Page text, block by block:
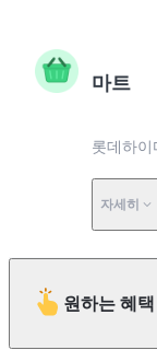
마트
롯데하이
자세히
원하는 혜택